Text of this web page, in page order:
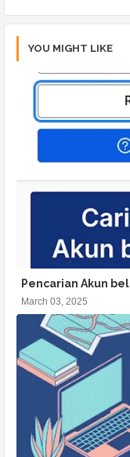
YOU MIGHT LIKE
Pencarian Akun
March 03, 2025